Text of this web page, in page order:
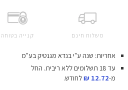
משלוח חינם קנייה בטוחה
אחריות: שנה ע"י בנדא מגנטיק בע"מ
עד 18 תשלומים ללא ריבית.
החל
מ-12.72 ₪ לחודש.